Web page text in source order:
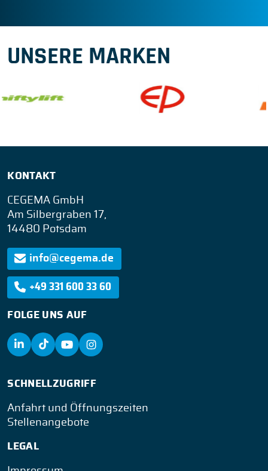
UNSERE MARKEN
KONTAKT
CEGEMA GmbH
Am Silbergraben 17,
14480 Potsdam
info@cegema.de
+49 331 600 33 60
FOLGE UNS AUF
SCHNELLZUGRIFF
Anfahrt und Öffnungszeiten
Stellenangebote
LEGAL